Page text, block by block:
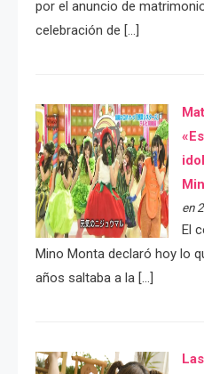
por el anuncio de
celebración de […]
en
El
Mino Monta declaró hoy lo
años saltaba a la […]